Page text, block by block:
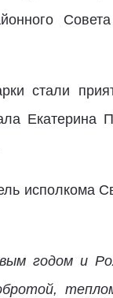
стали
Екатерина
исполкома
годом и